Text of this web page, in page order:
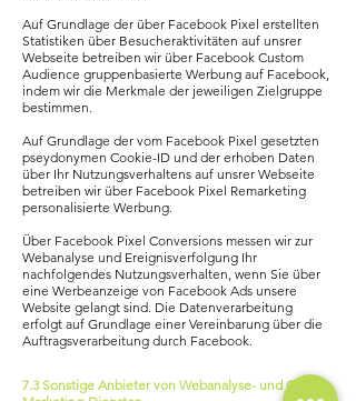
Auf Grundlage der über Facebook Pixel erstellten
Statistiken über Besucheraktivitäten auf unsrer
Webseite betreiben wir über Facebook Custom
Audience gruppenbasierte Werbung auf Facebook,
indem wir die Merkmale der jeweiligen Zielgruppe
bestimmen.
Auf Grundlage der vom Facebook Pixel gesetzten
pseydonymen Cookie-ID und der erhoben Daten
über Ihr Nutzungsverhaltens auf unsrer Webseite
betreiben wir über Facebook Pixel Remarketing
personalisierte Werbung.
Über Facebook Pixel Conversions messen wir zur
Webanalyse und Ereignisverfolgung Ihr
nachfolgendes Nutzungsverhalten, wenn Sie über
eine Werbeanzeige von Facebook Ads unsere
Website gelangt sind. Die Datenverarbeitung
erfolgt auf Grundlage einer Vereinbarung über die
Auftragsverarbeitung durch Facebook.
7.3 Sonstige Anbieter von Webanalyse- und Online-